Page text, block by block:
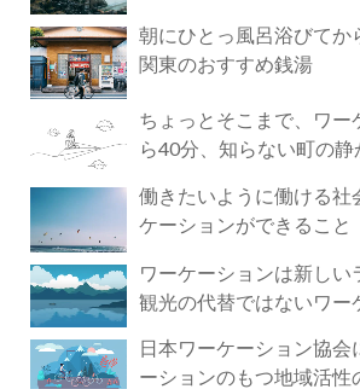
朝にひとっ風呂浴びてか
関東のおすすめ銭湯
ちょっとそこまで、ワー
ら40分、知らない町の静
働きたいように働ける社
ケーションができること
ワーケーションは新しい
観光の代替ではないワー
日本ワーケーション協会
ーションのもつ地域活性